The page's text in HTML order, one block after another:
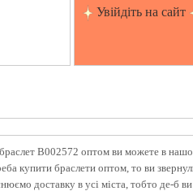
Увійдіть на сайт
B002572 оптом ви можете в
купити браслети оптом, то ви
доставку в усі міста, тобто де-б